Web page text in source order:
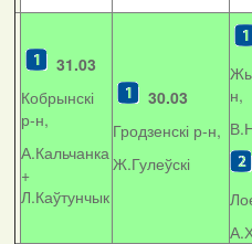
31.03
Кобрынскі
р-н,
А.Кальчанка
+
Л.Каўтунчык
30.03
Гродзенскі р-н,
Ж.Гулеўскі
н,